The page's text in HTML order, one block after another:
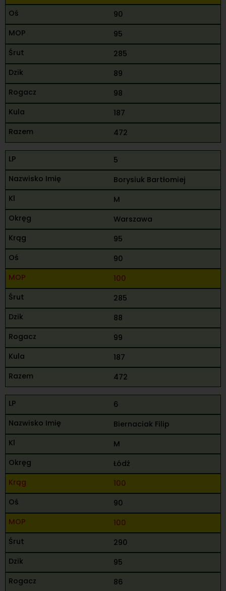
90
95
285
89
98
187
472
5
Borysiuk Bartłomiej
M
Warszawa
95
90
100
285
88
99
187
472
6
Biernaciak Filip
M
Łódź
100
90
100
290
95
86